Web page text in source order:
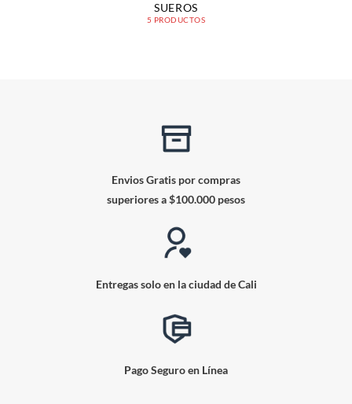
SUEROS
5 PRODUCTOS
Envios Gratis por compras
superiores a $100.000 pesos
Entregas solo en la ciudad de Cali
Pago Seguro en Línea